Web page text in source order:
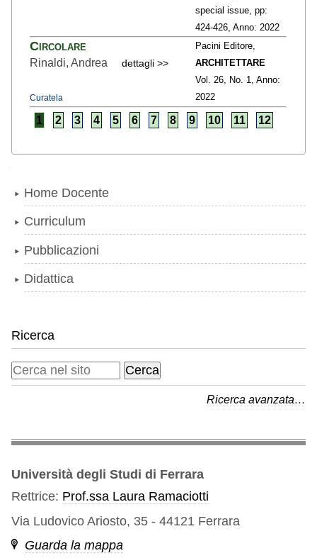
special issue, pp:
424-426, Anno: 2022
Circolare
Rinaldi, Andrea dettagli >>
Curatela
Pacini Editore,
ARCHITETTARE
Vol. 26, No. 1, Anno:
2022
1 2 3 4 5 6 7 8 9 10 11 12
Home Docente
Curriculum
Pubblicazioni
Didattica
Ricerca
Ricerca avanzata…
Università degli Studi di Ferrara
Rettrice: Prof.ssa Laura Ramaciotti
Via Ludovico Ariosto, 35 - 44121 Ferrara
Guarda la mappa